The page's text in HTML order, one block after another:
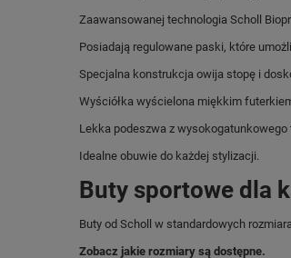
Zaawansowanej technologia Scholl
Posiadają regulowane paski, które
Specjalna konstrukcja owija stopę i
Wyściółka wyścielona miękkim
Lekka podeszwa z
Idealne obuwie do każdej stylizacji.
Buty sportowe dla
Buty od Scholl w standardowych
Zobacz jakie rozmiary są dostępne.